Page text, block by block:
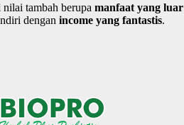
tambah berupa manfaat yang luar
dengan income yang fantastis.